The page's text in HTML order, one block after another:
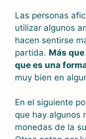
Las personas
utilizar algunos
hacen sentirse
partida. Más
que es una
muy bien en
En el siguiente
que hay algunos
monedas de la